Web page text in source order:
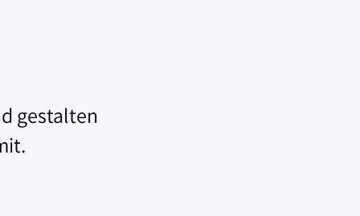
gestalten